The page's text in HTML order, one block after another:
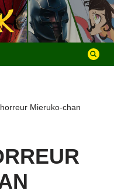
Mieruko-chan